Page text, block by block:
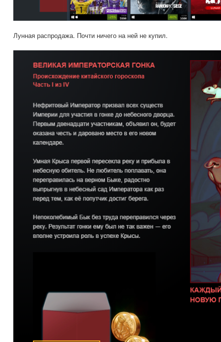
Лунная распродажа. Почти ничего на ней не купил.